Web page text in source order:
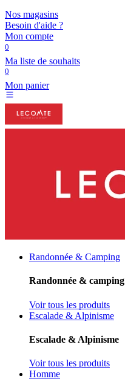
Nos magasins
Besoin d'aide ?
Mon compte
0
Ma liste de souhaits
0
Mon panier
Randonnée & Camping
Randonnée & camping
Voir tous les produits
Escalade & Alpinisme
Escalade & Alpinisme
Voir tous les produits
Homme